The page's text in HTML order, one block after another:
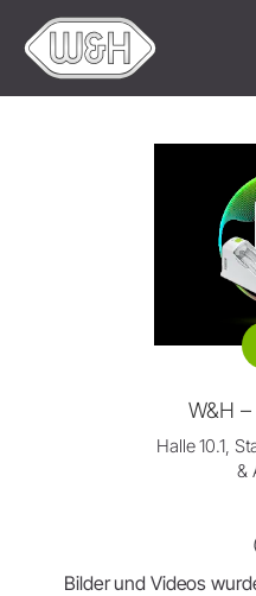
W&H
Halle 10.1,
&
Bilder und Videos